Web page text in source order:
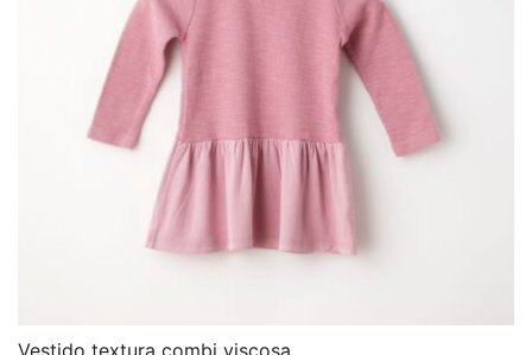
Vestido textura combi viscosa